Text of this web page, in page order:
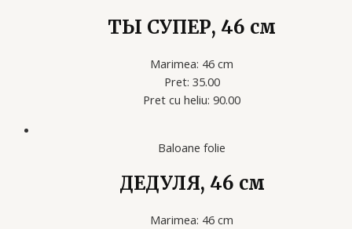
ТЫ СУПЕР, 46 см
Marimea: 46 cm
Pret: 35.00
Pret cu heliu: 90.00
Baloane folie
ДЕДУЛЯ, 46 см
Marimea: 46 cm